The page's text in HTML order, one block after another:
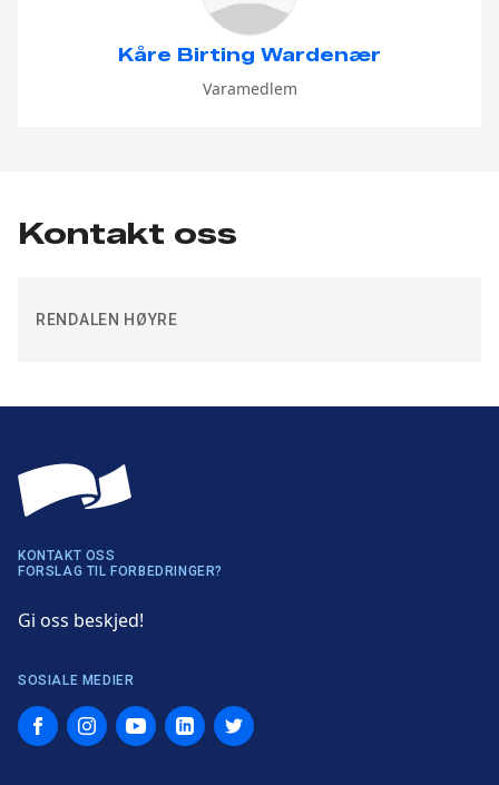
Kåre Birting Wardenær
Varamedlem
Kontakt oss
RENDALEN HØYRE
KONTAKT OSS
FORSLAG TIL FORBEDRINGER?
Gi oss beskjed!
SOSIALE MEDIER
FacebookInstagramYouTubeLinkedInTwitter